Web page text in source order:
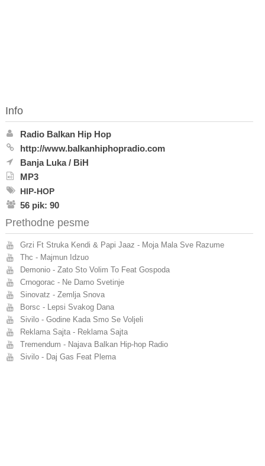
Info
Radio Balkan Hip Hop
http://www.balkanhiphopradio.com
Banja Luka/ BiH
MP3
HIP-HOP
56 pik: 90
Prethodne pesme
Grzi Ft Struka Kendi & Papi Jaaz - Moja Mala Sve Razume
Thc - Majmun Idzuo
Demonio - Zato Sto Volim To Feat Gospoda
Crnogorac - Ne Damo Svetinje
Sinovatz - Zemlja Snova
Borsc - Lepsi Svakog Dana
Sivilo - Godine Kada Smo Se Voljeli
Reklama Sajta - Reklama Sajta
Tremendum - Najava Balkan Hip-hop Radio
Sivilo - Daj Gas Feat Plema